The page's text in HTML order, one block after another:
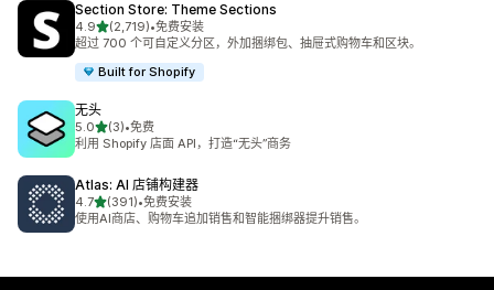
Section Store: Theme Sections
4.9星（满分 5 星）
(2,719)
总共 2719 条评论
•免费安装
超过 700 个可自定义分区，外加捆绑包、抽屉式购物车和区块。
Built for Shopify
无头
5.0星（满分 5 星）
(3)
总共 3 条评论
•免费
利用 Shopify 店面 API，打造“无头”商务
Atlas: AI 店铺构建器
4.7星（满分 5 星）
(391)
总共 391 条评论
•免费安装
使用AI商店、购物车追加销售和智能捆绑器提升销售。